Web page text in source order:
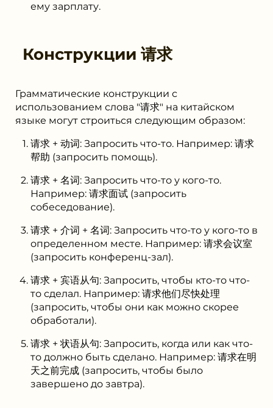
ему зарплату.
Конструкции 请求
Грамматические конструкции с
использованием слова "请求" на китайском
языке могут строиться следующим образом:
请求 + 动词: Запросить что-то. Например: 请求
帮助 (запросить помощь).
请求 + 名词: Запросить что-то у кого-то.
Например: 请求面试 (запросить
собеседование).
请求 + 介词 + 名词: Запросить что-то у кого-то в
определенном месте. Например: 请求会议室
(запросить конференц-зал).
请求 + 宾语从句: Запросить, чтобы кто-то что-
то сделал. Например: 请求他们尽快处理
(запросить, чтобы они как можно скорее
обработали).
请求 + 状语从句: Запросить, когда или как что-
то должно быть сделано. Например: 请求在明
天之前完成 (запросить, чтобы было
завершено до завтра).